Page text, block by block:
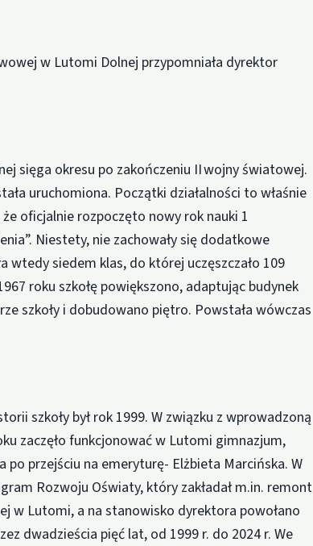
w Lutomi Dolnej przypomniała dyrektor
sięga okresu po zakończeniu II wojny światowej.
uruchomiona. Początki działalności to właśnie
oficjalnie rozpoczęto nowy rok nauki 1
Niestety, nie zachowały się dodatkowe
wtedy siedem klas, do której uczęszczało 109
roku szkołę powiększono, adaptując budynek
szkoły i dobudowano piętro. Powstała wówczas
szkoły był rok 1999. W związku z wprowadzoną
zaczęło funkcjonować w Lutomi gimnazjum,
przejściu na emeryturę- Elżbieta Marcińska. W
Rozwoju Oświaty, który zakładał m.in. remont
w Lutomi, a na stanowisko dyrektora powołano
dwadzieścia pięć lat, od 1999 r. do 2024 r. We